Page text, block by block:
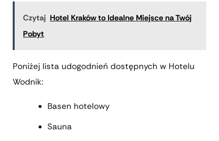
Czytaj Hotel Kraków to Idealne Miejsce na Twój
Pobyt
Poniżej lista udogodnień dostępnych w Hotelu
Wodnik:
Basen hotelowy
Sauna